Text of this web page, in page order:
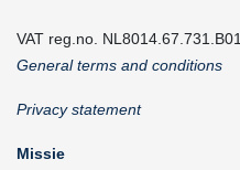
VAT reg.no. NL8014.67.731.B01
General terms and conditions
Privacy statement
Missie